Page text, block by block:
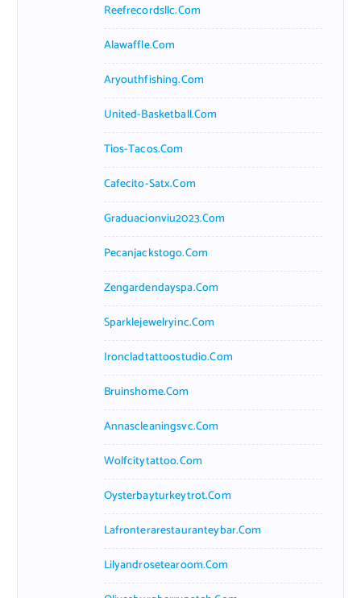
Reefrecordsllc.com
Alawaffle.com
Aryouthfishing.com
United-Basketball.com
Tios-Tacos.com
Cafecito-Satx.com
Graduacionviu2023.com
Pecanjackstogo.com
Zengardendayspa.com
Sparklejewelryinc.com
Ironcladtattoostudio.com
Bruinshome.com
Annascleaningsvc.com
Wolfcitytattoo.com
Oysterbayturkeytrot.com
Lafronterarestauranteybar.com
Lilyandrosetearoom.com